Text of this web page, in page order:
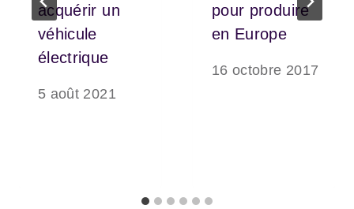
acquérir un
véhicule
électrique
5 août 2021
pour produire
en Europe
16 octobre 2017